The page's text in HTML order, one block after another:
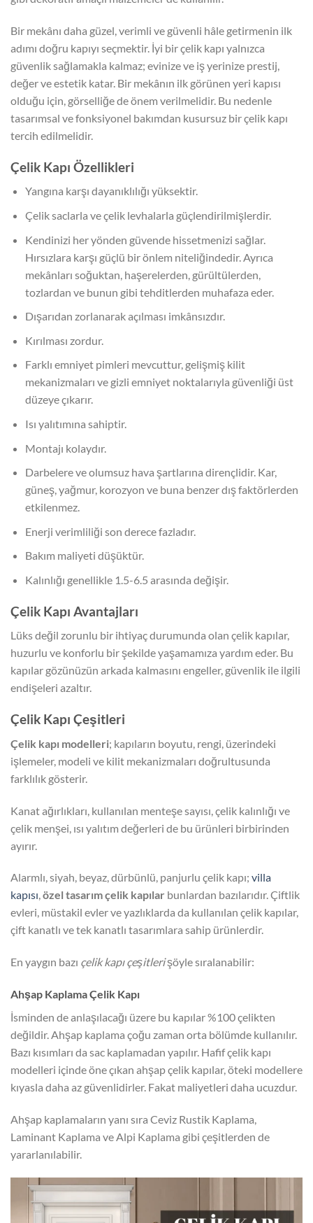
Bir mekânı daha güzel, verimli ve güvenli hâle getirmenin ilk
adımı doğru kapıyı seçmektir. İyi bir çelik kapı yalnızca
güvenlik sağlamakla kalmaz; evinize ve iş yerinize prestij,
değer ve estetik katar. Bir mekânın ilk görünen yeri kapısı
olduğu için, görselliğe de önem verilmelidir. Bu nedenle
tasarımsal ve fonksiyonel bakımdan kusursuz bir çelik kapı
tercih edilmelidir.
Çelik Kapı Özellikleri
Yangına karşı dayanıklılığı yüksektir.
Çelik saclarla ve çelik levhalarla güçlendirilmişlerdir.
Kendinizi her yönden güvende hissetmenizi sağlar.
Hırsızlara karşı güçlü bir önlem niteliğindedir. Ayrıca
mekânları soğuktan, haşerelerden, gürültülerden,
tozlardan ve bunun gibi tehditlerden muhafaza eder.
Dışarıdan zorlanarak açılması imkânsızdır.
Kırılması zordur.
Farklı emniyet pimleri mevcuttur, gelişmiş kilit
mekanizmaları ve gizli emniyet noktalarıyla güvenliği üst
düzeye çıkarır.
Isı yalıtımına sahiptir.
Montajı kolaydır.
Darbelere ve olumsuz hava şartlarına dirençlidir. Kar,
güneş, yağmur, korozyon ve buna benzer dış faktörlerden
etkilenmez.
Enerji verimliliği son derece fazladır.
Bakım maliyeti düşüktür.
Kalınlığı genellikle 1.5-6.5 arasında değişir.
Çelik Kapı Avantajları
Lüks değil zorunlu bir ihtiyaç durumunda olan çelik kapılar,
huzurlu ve konforlu bir şekilde yaşamamıza yardım eder. Bu
kapılar gözünüzün arkada kalmasını engeller, güvenlik ile ilgili
endişeleri azaltır.
Çelik Kapı Çeşitleri
Çelik kapı modelleri; kapıların boyutu, rengi, üzerindeki
işlemeler, modeli ve kilit mekanizmaları doğrultusunda
farklılık gösterir.
Kanat ağırlıkları, kullanılan menteşe sayısı, çelik kalınlığı ve
çelik menşei, ısı yalıtım değerleri de bu ürünleri birbirinden
ayırır.
Alarmlı, siyah, beyaz, dürbünlü, panjurlu çelik kapı; villa
kapısı,özel tasarım çelik kapılar bunlardan bazılarıdır. Çiftlik
evleri, müstakil evler ve yazlıklarda da kullanılan çelik kapılar,
çift kanatlı ve tek kanatlı tasarımlara sahip ürünlerdir.
En yaygın bazı çelik kapı çeşitlerişöyle sıralanabilir:
Ahşap Kaplama Çelik Kapı
İsminden de anlaşılacağı üzere bu kapılar %100 çelikten
değildir. Ahşap kaplama çoğu zaman orta bölümde kullanılır.
Bazı kısımları da sac kaplamadan yapılır. Hafif çelik kapı
modelleri içinde öne çıkan ahşap çelik kapılar, öteki modellere
kıyasla daha az güvenlidirler. Fakat maliyetleri daha ucuzdur.
Ahşap kaplamaların yanı sıra Ceviz Rustik Kaplama,
Laminant Kaplama ve Alpi Kaplama gibi çeşitlerden de
yararlanılabilir.